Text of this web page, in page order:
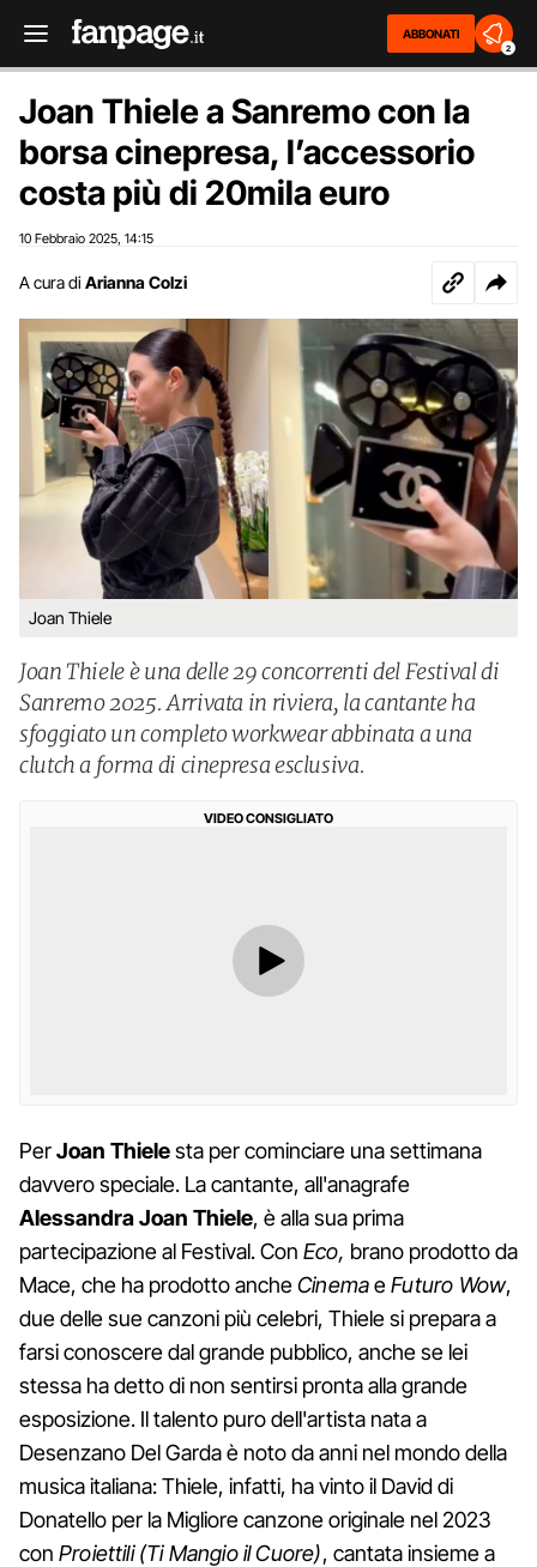
ABBONATI
2
Joan Thiele a Sanremo con la
borsa cinepresa, l’accessorio
costa più di 20mila euro
10 Febbraio 2025 14:15
A cura di Arianna Colzi
Joan Thiele
Joan Thiele è una delle 29 concorrenti del Festival di
Sanremo 2025. Arrivata in riviera, la cantante ha
sfoggiato un completo workwear abbinata a una
clutch a forma di cinepresa esclusiva.
VIDEO CONSIGLIATO
PerJoan Thielesta per cominciare una settimana
davvero speciale. La cantante, all'anagrafe
AlessandraJoan Thiele, è alla sua prima
partecipazione al Festival. Con Eco, brano prodotto da
Mace, che ha prodotto ancheCinemaeFuturo Wow,
due delle sue canzoni più celebri, Thiele si prepara a
farsi conoscere dal grande pubblico, anche se lei
stessa ha detto di non sentirsi pronta alla grande
esposizione. Il talento puro dell'artista nata a
Desenzano Del Garda è noto da anni nel mondo della
musica italiana: Thiele, infatti, ha vinto il David di
Donatello per la Migliore canzone originale nel 2023
con Proiettili (Ti Mangio il Cuore), cantata insieme a